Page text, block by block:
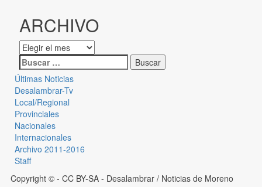
ARCHIVO
Últimas Noticias
Desalambrar-Tv
Local/Regional
Provinciales
Nacionales
Internacionales
Archivo 2011-2016
Staff
Copyright © - CC BY-SA - Desalambrar / Noticias de Moreno